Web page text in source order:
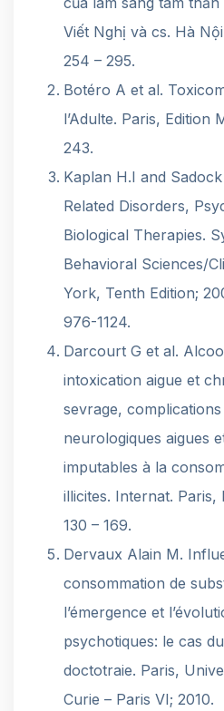
Viết Nghị và cs. Hà
254 – 295.
Botéro A et al.
l’Adulte. Paris, Edition
243.
Kaplan H.I and
Related Disorders,
Biological Therapies.
Behavioral Sciences/
York, Tenth Edition;
976-1124.
Darcourt G et al.
intoxication aigue et
sevrage,
neurologiques aigues
imputables à la
illicites. Internat. Paris,
130 – 169.
Dervaux Alain M.
consommation de
l’émergence et
psychotiques: le cas
doctotraie. Paris,
Curie – Paris VI; 2010.